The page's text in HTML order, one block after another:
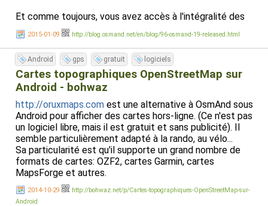
Et comme toujours, vous avez accès à l'intégralité des
cartes de la planète gratuitement, et utilisable hors ligne
(même à l'étranger sans connexion internet, puisque
toutes les cartes sont stockées dans le téléphone).
Non décidément, OsmAnd c'est que du bonheur. Cette
application m'a rendu service un nombre incalculable de
Noël dans une ville que je ne connais pas ? Pas de soucis.
En rase campagne et aucune idée où trouver la station
service la plus proche ? Aucun problème. Gros trajet en
voiture et besoin de trouver un MacDo pour que les
enfants puissent se défouler ? Facile. Trouver le parking
le plus proche d'un cinéma ou d'un arrêt de tram ? Les
doigts dans le nez. Paumé à l'intérieur d'EuropaPark ou
DisneyLand et besoin de vous rendre à un endroit précis ?
Oui, il peut aussi vous guider à pied l'intérieur du parc:
2015-01-09 http://blog.osmand.net/en/blog/96-osmand-19-released.html
Android gps gratuit logiciels
Cartes topographiques OpenStreetMap sur
Android - bohwaz
http://oruxmaps.com est une alternative à OsmAnd sous
Android pour afficher des cartes hors-ligne. (Ce n'est pas
un logiciel libre, mais il est gratuit et sans publicité). Il
semble particulièrement adapté à la rando, au vélo...
Sa particularité est qu'il supporte un grand nombre de
formats de cartes: OZF2, cartes Garmin, cartes
MapsForge et autres.
2014-10-29
http://bohwaz.net/p/Cartes-topographiques-OpenStreetMap-sur-
Android